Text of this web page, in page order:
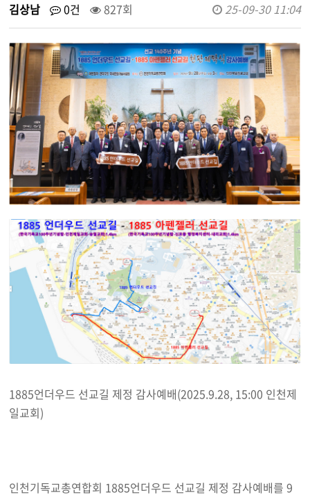
김상남 0건 827회 25-09-30 11:04
1885언더우드 선교길 제정 감사예배(2025.9.28, 15:00 인천제
일교회)
인천기독교총연합회 1885언더우드 선교길 제정 감사예배를 9